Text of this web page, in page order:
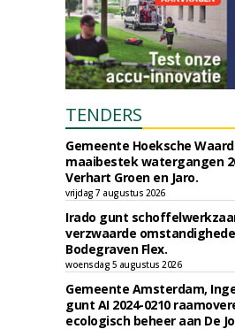
TENDERS
Gemeente Hoeksche
maaibestek watergangen
Verhart Groen en Jaro.
vrijdag 7 augustus 2026
Irado gunt
verzwaarde
Bodegraven Flex.
woensdag 5 augustus 2026
Gemeente Amsterdam,
gunt AI 2024-0210
ecologisch beheer aan De